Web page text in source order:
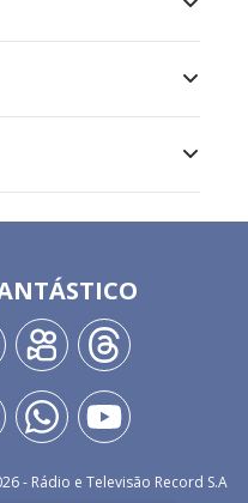
- Rádio e Televisão Record S.A